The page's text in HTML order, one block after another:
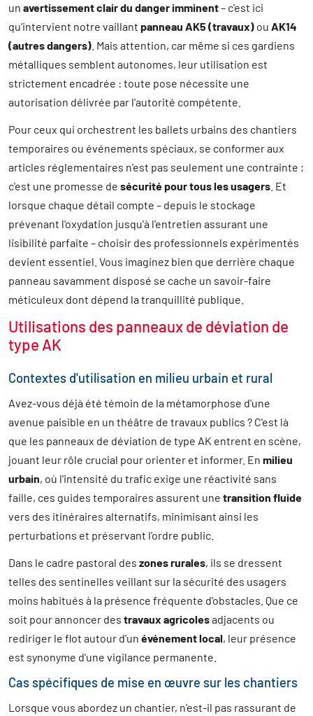
un avertissement clair du danger imminent– c'est ici
qu'intervient notre vaillant panneau AK5 (travaux) ou AK14
(autres dangers) . Mais attention, car même si ces gardiens
métalliques semblent autonomes, leur utilisation est
strictement encadrée : toute pose nécessite une
autorisation délivrée par l'autorité compétente.
Pour ceux qui orchestrent les ballets urbains des chantiers
temporaires ou événements spéciaux, se conformer aux
articles réglementaires n'est pas seulement une contrainte ;
c'est une promesse de sécurité pour tous les usagers . Et
lorsque chaque détail compte – depuis le stockage
prévenant l'oxydation jusqu'à l'entretien assurant une
lisibilité parfaite – choisir des professionnels expérimentés
devient essentiel. Vous imaginez bien que derrière chaque
panneau savamment disposé se cache un savoir-faire
méticuleux dont dépend la tranquillité publique.
Utilisations des panneaux de déviation de
type AK
Contextes d'utilisation en milieu urbain et rural
Avez-vous déjà été témoin de la métamorphose d'une
avenue paisible en un théâtre de travaux publics ? C'est là
que les panneaux de déviation de type AK entrent en scène,
jouant leur rôle crucial pour orienter et informer. En milieu
urbain, où l'intensité du trafic exige une réactivité sans
faille, ces guides temporaires assurent une transition fluide
vers des itinéraires alternatifs, minimisant ainsi les
perturbations et préservant l'ordre public.
Dans le cadre pastoral des zones rurales, ils se dressent
telles des sentinelles veillant sur la sécurité des usagers
moins habitués à la présence fréquente d'obstacles. Que ce
soit pour annoncer des travaux agricolesadjacents ou
rediriger le flot autour d'un événement local, leur présence
est synonyme d'une vigilance permanente.
Cas spécifiques de mise en œuvre sur les chantiers
Lorsque vous abordez un chantier, n'est-il pas rassurant de